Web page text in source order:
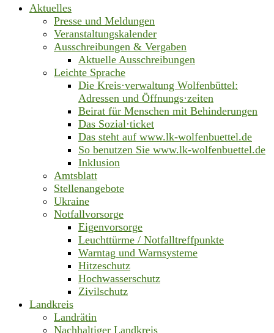
Aktuelles
Presse und Meldungen
Veranstaltungskalender
Ausschreibungen & Vergaben
Aktuelle Ausschreibungen
Leichte Sprache
Die Kreis·verwaltung Wolfenbüttel:
Adressen und Öffnungs·zeiten
Beirat für Menschen mit Behinderungen
Das Sozial·ticket
Das steht auf www.lk-wolfenbuettel.de
So benutzen Sie www.lk-wolfenbuettel.de
Inklusion
Amtsblatt
Stellenangebote
Ukraine
Notfallvorsorge
Eigenvorsorge
Leuchttürme / Notfalltreffpunkte
Warntag und Warnsysteme
Hitzeschutz
Hochwasserschutz
Zivilschutz
Landkreis
Landrätin
Nachhaltiger Landkreis